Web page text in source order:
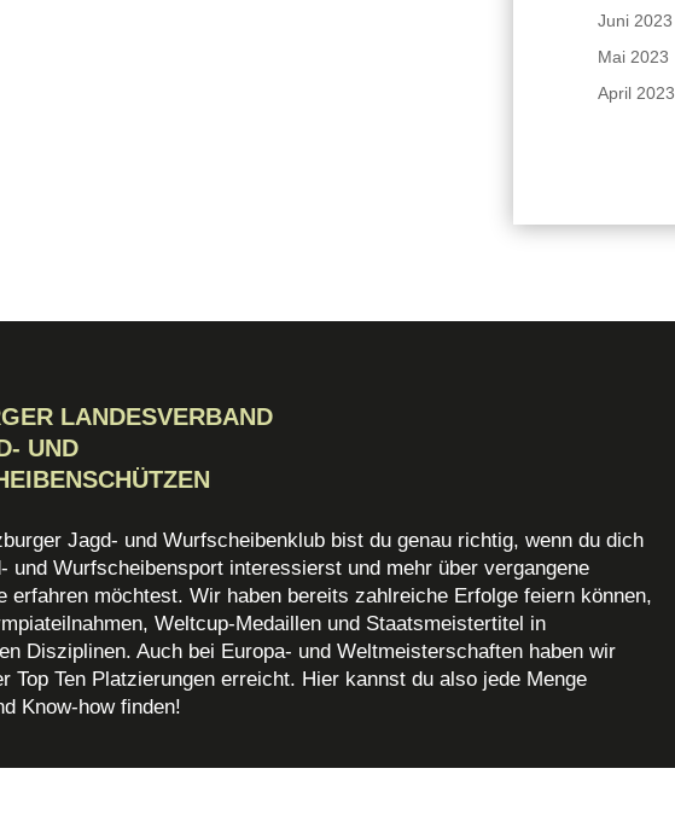
Juni 2023
Mai 2023
April 2023
LANDESVERBAND
UND
Jagd- und Wurfscheibenklub bist du genau richtig, wenn du dich
und Wurfscheibensport interessierst und mehr über vergangene
erfahren möchtest. Wir haben bereits zahlreiche Erfolge feiern können,
Weltcup-Medaillen und Staatsmeistertitel in
Disziplinen. Auch bei Europa- und Weltmeisterschaften haben wir
Top Ten Platzierungen erreicht. Hier kannst du also jede Menge
Know-how finden!